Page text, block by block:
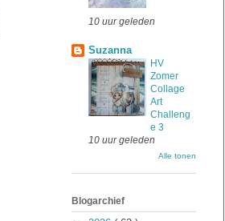
10 uur geleden
Suzanna
HV
Zomer
Collage
Art
Challeng
e 3
10 uur geleden
Alle tonen
Blogarchief